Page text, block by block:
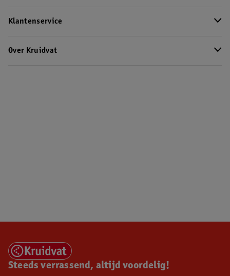
Klantenservice
Over Kruidvat
Steeds verrassend, altijd voordelig!